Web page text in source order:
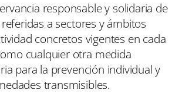
responsable y solidaria de
a sectores y ámbitos
concretos vigentes en cada
cualquier otra medida
para la prevención individual y
transmisibles.